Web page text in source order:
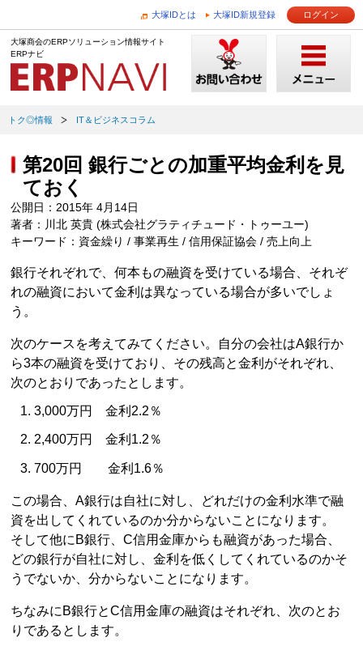
大塚IDとは 大塚ID新規登録 ログイン
大塚商会のERPソリューション情報サイト
ERPナビ
トク◎情報 IT＆ビジネスコラム
第20回 銀行ごとの加重平均金利を見
ておく
公開日：2015年 4月14日
著者：川北 英貴 (株式会社グラティチュード・トゥーユー)
キーワード：資金繰り / 事業再生 / 信用保証協会 / 売上向上
銀行それぞれで、何本もの融資を受けている場合、それぞ
れの融資において金利は異なっている場合が多いでしょ
う。
次のケースを考えてみてください。自分の会社はA銀行か
ら3本の融資を受けており、その残高と金利がそれぞれ、
次のとおりであったとします。
3,000万円 金利2.2％
2,400万円 金利1.2％
700万円 金利1.6％
この場合、A銀行は自社に対し、どれだけの金利水準で融
資を出してくれているのか分からないことになります。
そして他にB銀行、C信用金庫からも融資があった場合、
どの銀行が自社に対し、金利を低くしてくれているのかそ
うでないか、分からないことになります。
ちなみにB銀行とC信用金庫の融資はそれぞれ、次のとお
りであるとします。